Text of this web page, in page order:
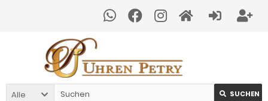
Alle SUCHEN